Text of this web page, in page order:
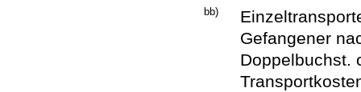
bb)
Gefangener
Doppelbuchst.